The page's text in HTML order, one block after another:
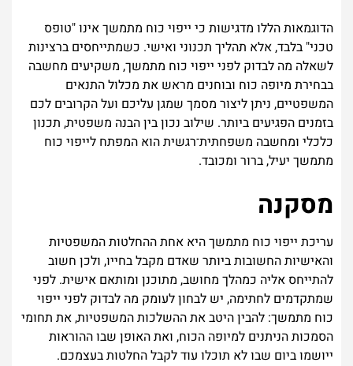
הדוגמאות הללו מדגישות כי ייפוי כוח מתמשך אינו "טופס
טכני" בלבד, אלא תהליך תכנוני ואישי. כשמתייחסים ברצינות
לשאלה מה לבדוק לפני ייפוי כוח מתמשך, משקיעים מחשבה
בבחירת מיופה כוח ובוחנים מראש את מכלול התנאים
המשפטיים, ניתן ליצור מסמך שמגן עליכם ועל הקרובים לכם
בזמנים הפגיעים ביותר. שילוב נכון בין הבנה משפטית, תכנון
כלכלי ומחשבה משפחתית־רגשית הוא המפתח לייפוי כוח
מתמשך יעיל, ברור ומכובד.
מסקנה
עריכת ייפוי כוח מתמשך היא אחת ההחלטות המשפטיות
והאישיות החשובות ביותר שאדם מקבל בחייו, ולכן חשוב
להתייחס אליה כמהלך מחושב, מתוכנן ומותאם אישית. לפני
שמתקדמים לחתימה, יש לבחון לעומק מה לבדוק לפני ייפוי
כוח מתמשך: להבין היטב את ההשלכות המשפטיות, את תחומי
הסמכות הניתנים למיופה הכוח, ואת האופן שבו ההוראות
ייושמו ביום שבו לא תוכלו עוד לקבל החלטות בעצמכם.